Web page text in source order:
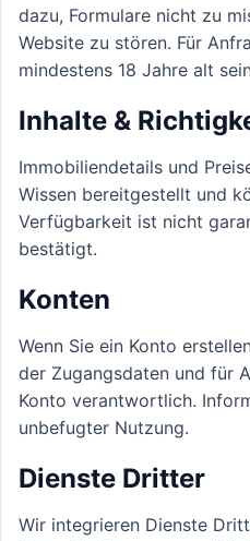
dazu, Formulare nicht zu
Website zu stören. Für
mindestens 18 Jahre alt
Inhalte &
Immobiliendetails und
Wissen bereitgestellt und
Verfügbarkeit ist nicht
bestätigt.
Konten
Wenn Sie ein Konto
der Zugangsdaten und für
Konto verantwortlich.
unbefugter Nutzung.
Dienste Dritter
Wir integrieren Dienste